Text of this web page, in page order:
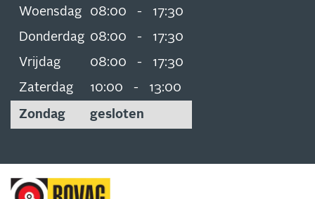
Woensdag
08:00 -
17:30
Donderdag 08:00 -
17:30
Vrijdag
08:00 -
17:30
Zaterdag
10:00 - 13:00
Zondag gesloten